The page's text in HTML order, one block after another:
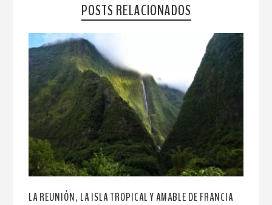
POSTS RELACIONADOS
LA REUNIÓN, LA ISLA TROPICAL Y AMABLE DE FRANCIA